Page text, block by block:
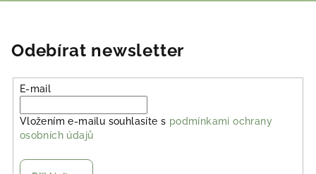
Odebírat newsletter
E-mail
Vložením e-mailu souhlasíte s podmínkami ochrany
osobních údajů